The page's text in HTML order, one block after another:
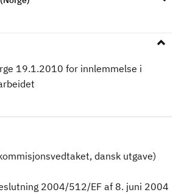
19.1.2010 for innlemmelse i
dansk utgave)
2004/512/EF af 8. juni 2004